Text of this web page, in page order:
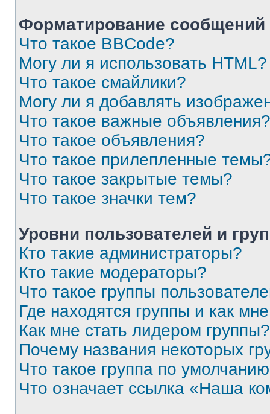
Форматирование
Что такое BBCode?
Могу ли я использовать HTML?
Что такое смайлики?
Могу ли я добавлять
Что такое важные объявления?
Что такое объявления?
Что такое прилепленные
Что такое закрытые темы?
Что такое значки тем?
Уровни пользователей и
Кто такие администраторы?
Кто такие модераторы?
Что такое группы
Где находятся группы и как
Как мне стать лидером группы?
Почему названия некоторых
Что такое группа по
Что означает ссылка «Наша